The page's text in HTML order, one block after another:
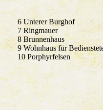
6 Unterer Burghof
7 Ringmauer
8 Brunnenhaus
9 Wohnhaus für
10 Porphyrfelsen